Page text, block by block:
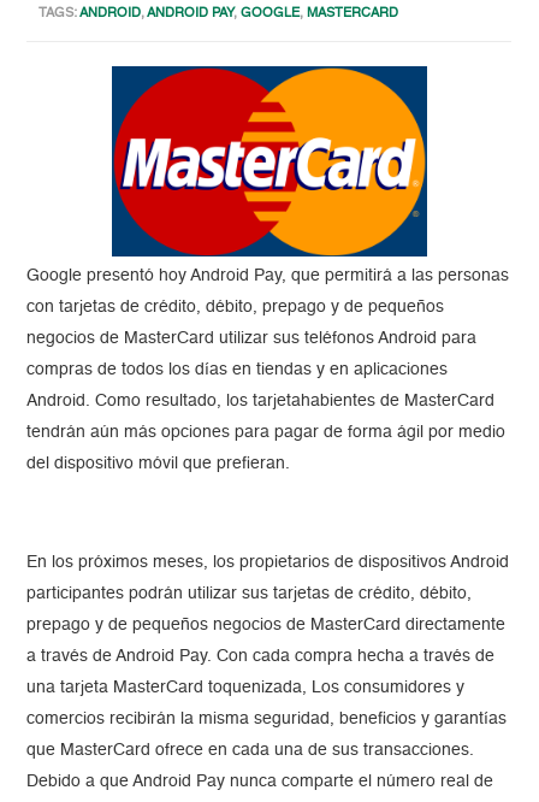
TAGS:ANDROID,ANDROID PAY,GOOGLE,MASTERCARD
Google presentó hoy Android Pay, que permitirá a las personas
con tarjetas de crédito, débito, prepago y de pequeños
negocios de MasterCard utilizar sus teléfonos Android para
compras de todos los días en tiendas y en aplicaciones
Android. Como resultado, los tarjetahabientes de MasterCard
tendrán aún más opciones para pagar de forma ágil por medio
del dispositivo móvil que prefieran.
En los próximos meses, los propietarios de dispositivos Android
participantes podrán utilizar sus tarjetas de crédito, débito,
prepago y de pequeños negocios de MasterCard directamente
a través de Android Pay. Con cada compra hecha a través de
una tarjeta MasterCard toquenizada, Los consumidores y
comercios recibirán la misma seguridad, beneficios y garantías
que MasterCard ofrece en cada una de sus transacciones.
Debido a que Android Pay nunca comparte el número real de